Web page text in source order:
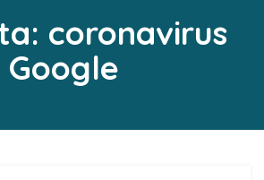
coronavirus
Google